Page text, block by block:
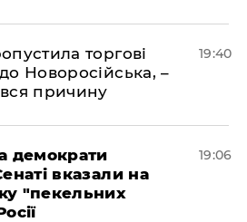
торгові
Новоросійська, –
причину
19:40
демократи
вказали на
"пекельних
19:06